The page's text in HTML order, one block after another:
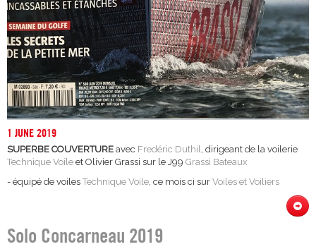
1 JUNE 2019
SUPERBE COUVERTURE avec Fredéric Duthil, dirigeant de la voilerie
Technique Voile et Olivier Grassi sur le J99 Grassi Bateaux
- équipé de voiles Technique Voile, ce mois ci sur Voiles et Voiliers
Solo Concarneau 2019